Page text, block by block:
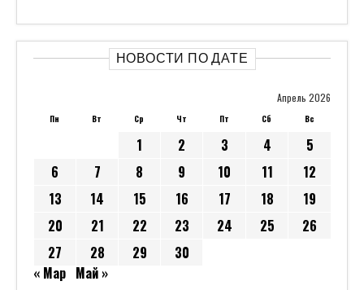
НОВОСТИ ПО ДАТЕ
Апрель 2026
Пн Вт Ср Чт Пт Сб Вс
1 2 3 4
5
6
7 8 9 10 11
12
13
14 15 16 17 18
19
20
21 22 23 24 25
26
27
28 29
30
« Мар Май »